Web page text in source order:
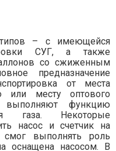
– с имеющейся
СУГ, а также
со сжиженным
предназначение
от места
или месту оптового
выполняют функцию
газа. Некоторые
насос и счетчик на
смог выполнять роль
оснащена насосом. В